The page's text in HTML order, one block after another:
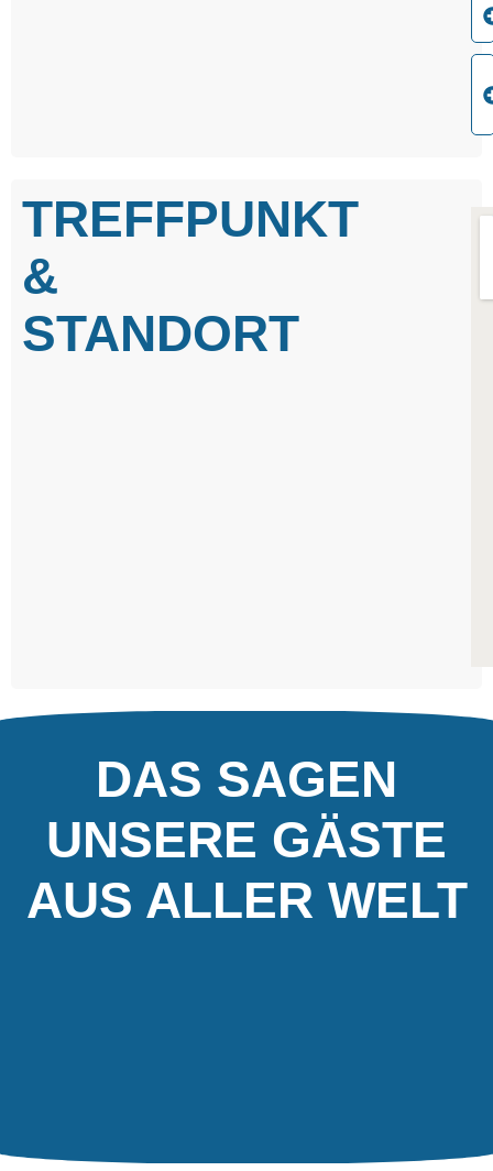
TREFFPUNKT
&
STANDORT
DAS SAGEN
UNSERE GÄSTE
AUS ALLER WELT